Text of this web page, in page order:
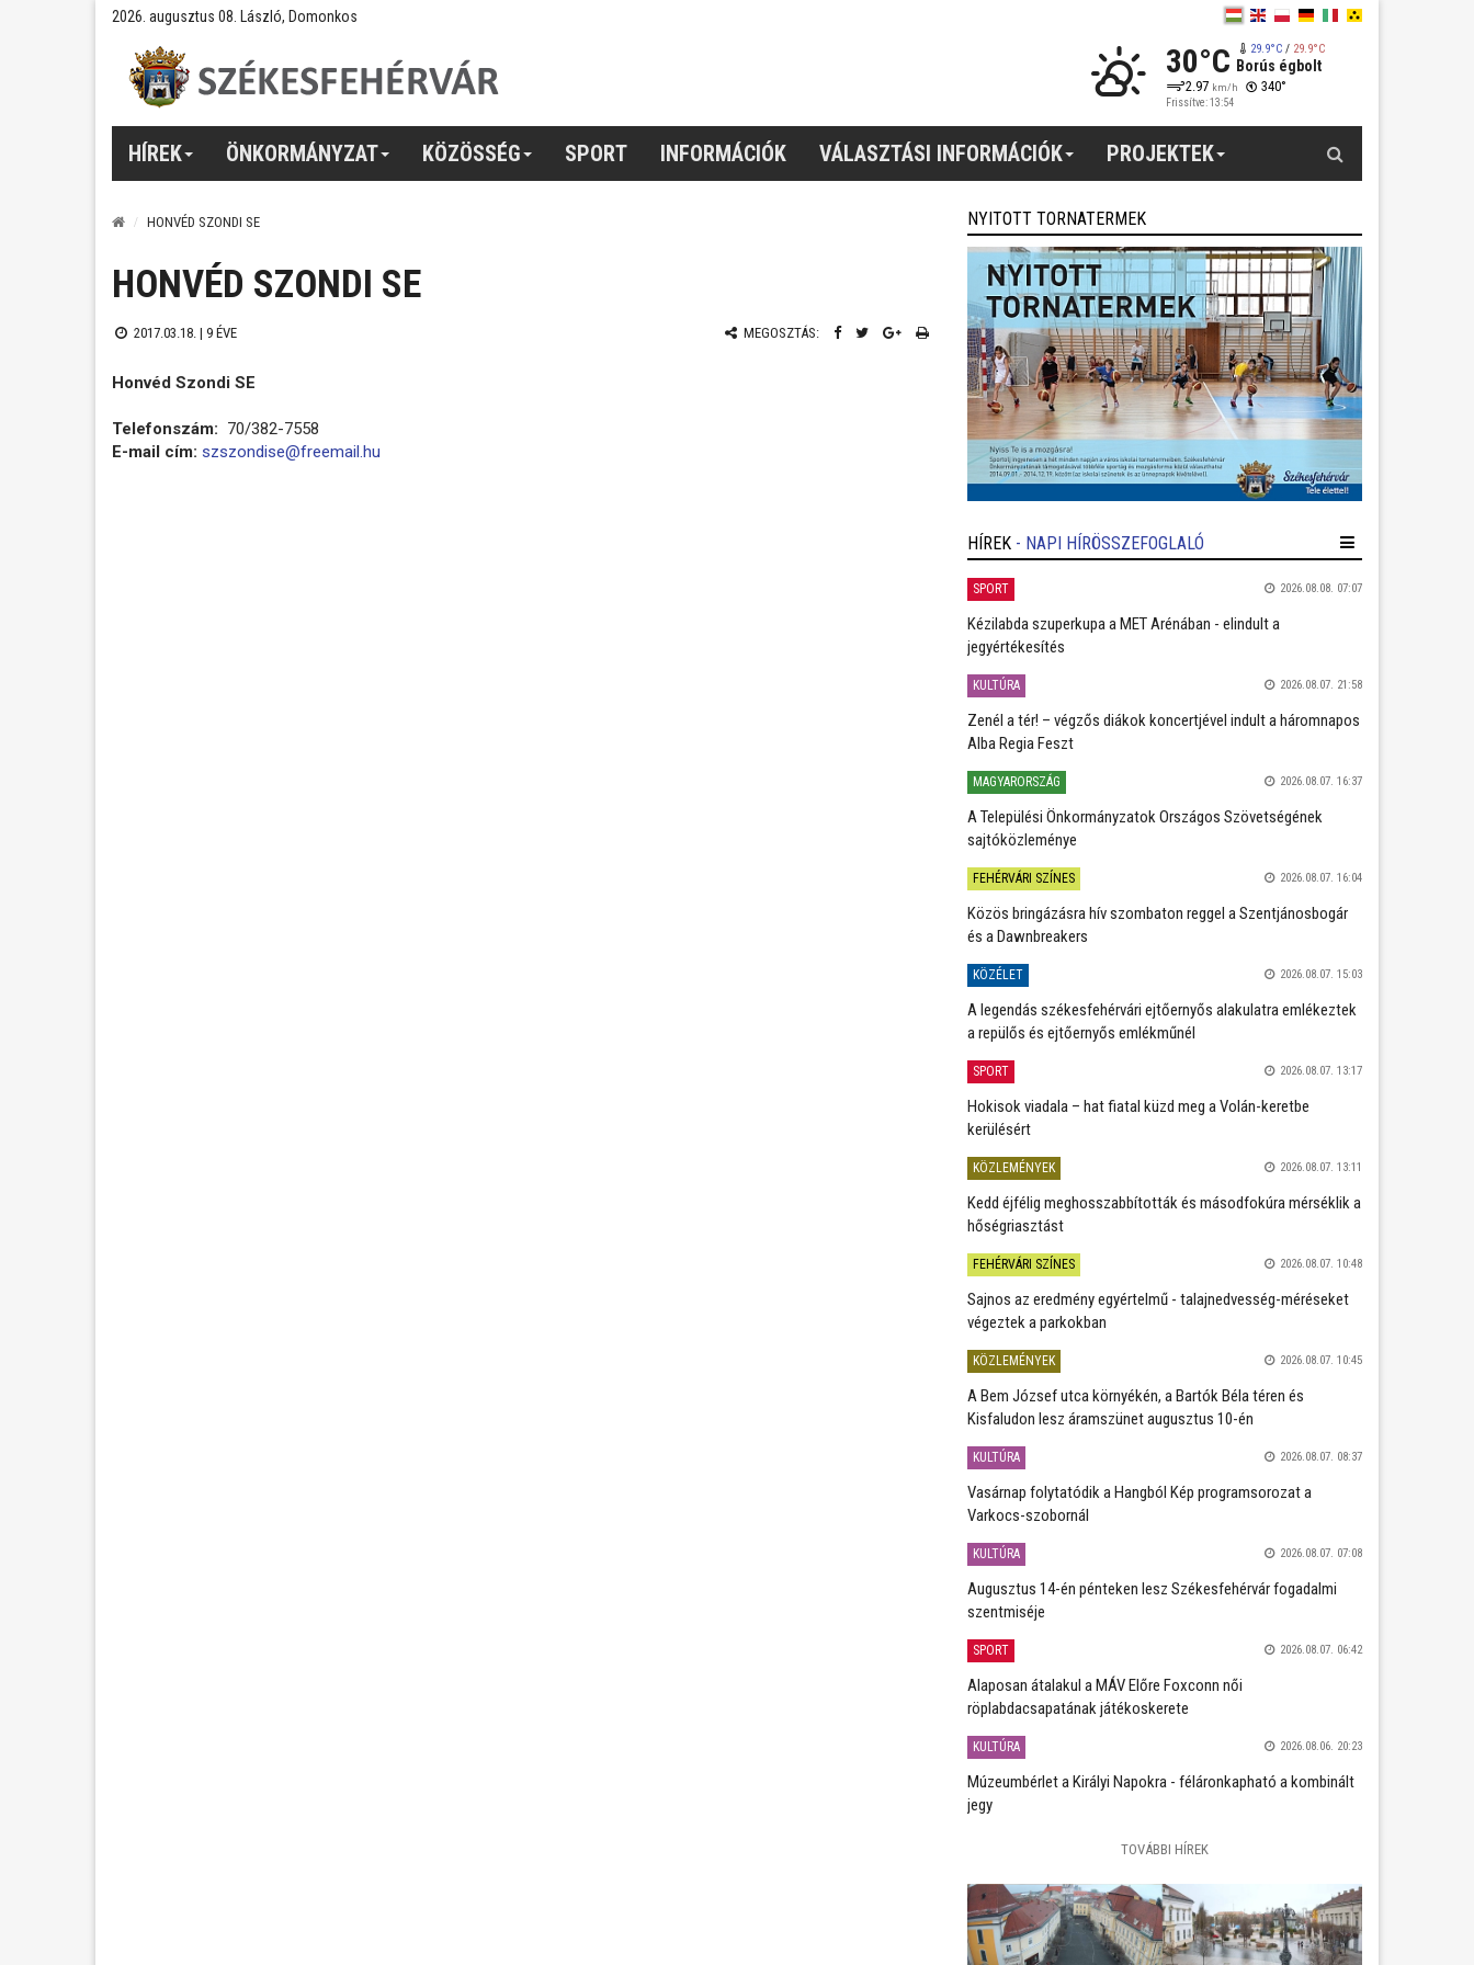
2026. augusztus 08. László, Domonkos
30°C 29.9°C/ 29.9°C
Borús égbolt
2.97 km/h 340°
Frissítve: 13:54
HÍREK ÖNKORMÁNYZAT KÖZÖSSÉG SPORT INFORMÁCIÓK VÁLASZTÁSI INFORMÁCIÓK PROJEKTEK
HONVÉD SZONDI SE
HONVÉD SZONDI SE
2017.03.18. | 9 ÉVE MEGOSZTÁS:
Honvéd Szondi SE
Telefonszám: 70/382-7558
E-mail cím: szszondise@freemail.hu
NYITOTT TORNATERMEK
HÍREK - NAPI HÍRÖSSZEFOGLALÓ
SPORT 2026.08.08. 07:07
Kézilabda szuperkupa a MET Arénában - elindult a
jegyértékesítés
KULTÚRA 2026.08.07. 21:58
Zenél a tér! – végzős diákok koncertjével indult a háromnapos
Alba Regia Feszt
MAGYARORSZÁG 2026.08.07. 16:37
A Települési Önkormányzatok Országos Szövetségének
sajtóközleménye
FEHÉRVÁRI SZÍNES 2026.08.07. 16:04
Közös bringázásra hív szombaton reggel a Szentjánosbogár
és a Dawnbreakers
KÖZÉLET 2026.08.07. 15:03
A legendás székesfehérvári ejtőernyős alakulatra emlékeztek
a repülős és ejtőernyős emlékműnél
SPORT 2026.08.07. 13:17
Hokisok viadala – hat fiatal küzd meg a Volán-keretbe
kerülésért
KÖZLEMÉNYEK 2026.08.07. 13:11
Kedd éjfélig meghosszabbították és másodfokúra mérséklik a
hőségriasztást
FEHÉRVÁRI SZÍNES 2026.08.07. 10:48
Sajnos az eredmény egyértelmű - talajnedvesség-méréseket
végeztek a parkokban
KÖZLEMÉNYEK 2026.08.07. 10:45
A Bem József utca környékén, a Bartók Béla téren és
Kisfaludon lesz áramszünet augusztus 10-én
KULTÚRA 2026.08.07. 08:37
Vasárnap folytatódik a Hangból Kép programsorozat a
Varkocs-szobornál
KULTÚRA 2026.08.07. 07:08
Augusztus 14-én pénteken lesz Székesfehérvár fogadalmi
szentmiséje
SPORT 2026.08.07. 06:42
Alaposan átalakul a MÁV Előre Foxconn női
röplabdacsapatának játékoskerete
KULTÚRA 2026.08.06. 20:23
Múzeumbérlet a Királyi Napokra - féláronkapható a kombinált
jegy
TOVÁBBI HÍREK